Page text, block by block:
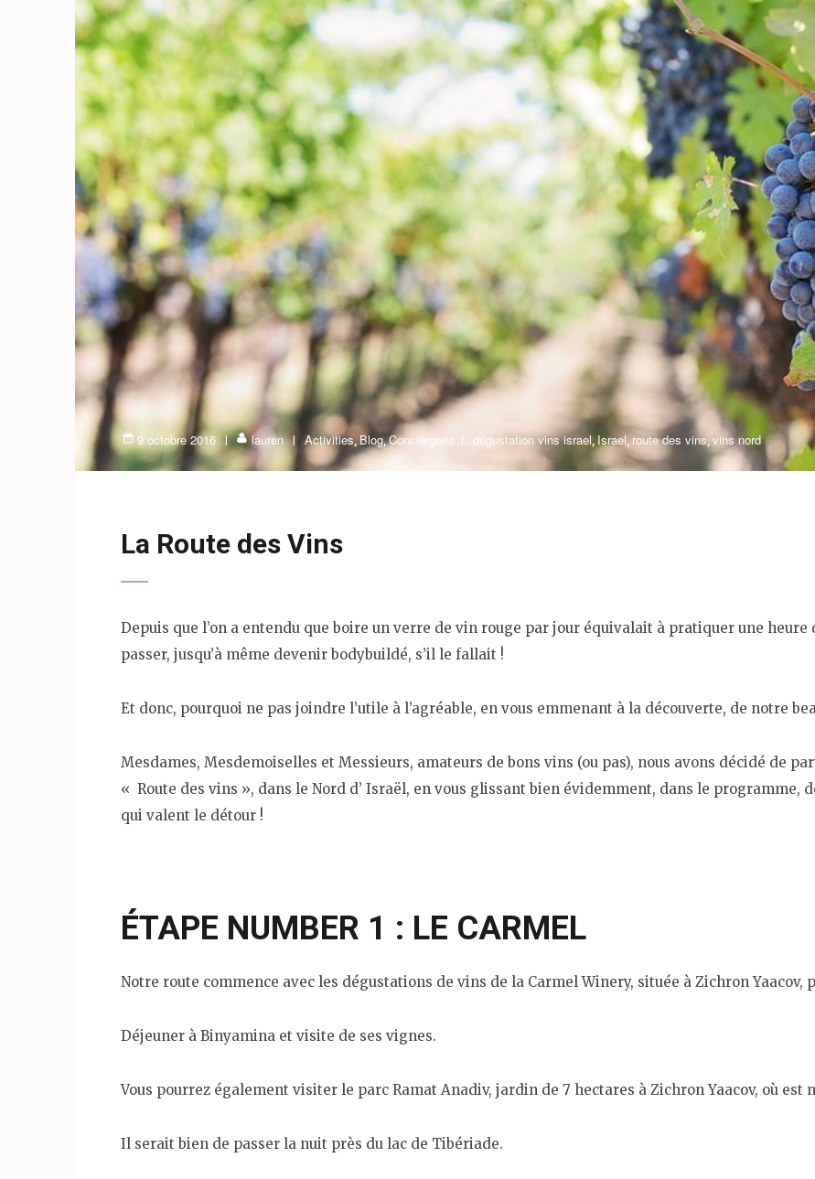
9 octobre 2016 lauren Activities,Blog,Conciergerie dégustation vins israel Israel,route des vins,vins nord
La Route des Vins
Depuis que l’on a entendu que boire un verre de vin rouge par jour équivalait à pratiquer une heure
passer, jusqu’à même devenir bodybuildé, s’il le fallait !
Et donc, pourquoi ne pas joindre l’utile à l’agréable, en vous emmenant à la découverte, de notre
Mesdames, Mesdemoiselles et Messieurs, amateurs de bons vins (ou pas), nous avons décidé de
« Route des vins », dans le Nord d’ Israël, en vous glissant bien évidemment, dans le programme,
qui valent le détour !
ÉTAPE NUMBER 1 : LE CARMEL
Notre route commence avec les dégustations de vins de la Carmel Winery, située à Zichron Yaacov,
Déjeuner à Binyamina et visite de ses vignes.
Vous pourrez également visiter le parc Ramat Anadiv, jardin de 7 hectares à Zichron Yaacov, où
Il serait bien de passer la nuit près du lac de Tibériade.